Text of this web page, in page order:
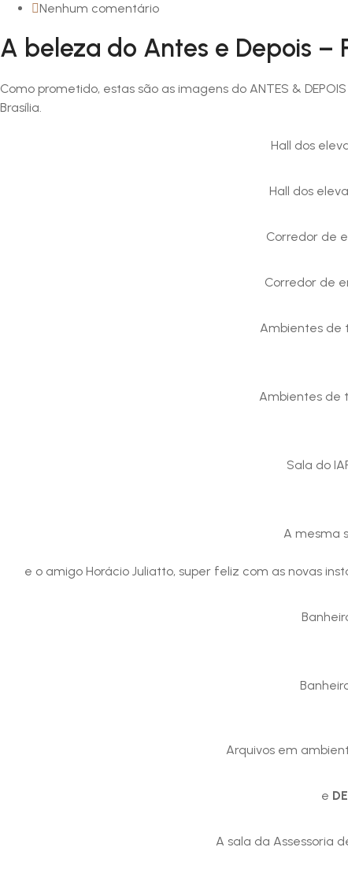
Nenhum comentário
A beleza do Antes e Depois –
Como prometido, estas são as imagens do ANTES &
Brasília.
Hall dos
Hall dos
Corredor de
Corredor de
Ambientes de
Ambientes de
Sala do
A mesma
e o amigo Horácio Juliatto, super feliz com as novas
Arquivos em
e
A sala da Assessoria